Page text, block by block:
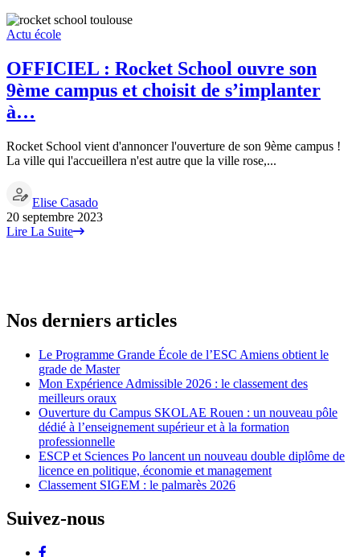
Actu école
OFFICIEL : Rocket School ouvre son
9ème campus et choisit de s’implanter
à…
Rocket School vient d'annoncer l'ouverture de son 9ème campus !
La ville qui l'accueillera n'est autre que la ville rose,...
Elise Casado
20 septembre 2023
Lire La Suite
Nos derniers articles
Le Programme Grande École de l’ESC Amiens obtient le
grade de Master
Mon Expérience Admissible 2026 : le classement des
meilleurs oraux
Ouverture du Campus SKOLAE Rouen : un nouveau pôle
dédié à l’enseignement supérieur et à la formation
professionnelle
ESCP et Sciences Po lancent un nouveau double diplôme de
licence en politique, économie et management
Classement SIGEM : le palmarès 2026
Suivez-nous